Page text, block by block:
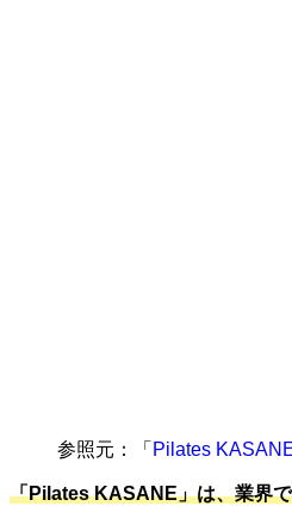
参照元：「 Pilates
「Pilates KASANE」は、業界